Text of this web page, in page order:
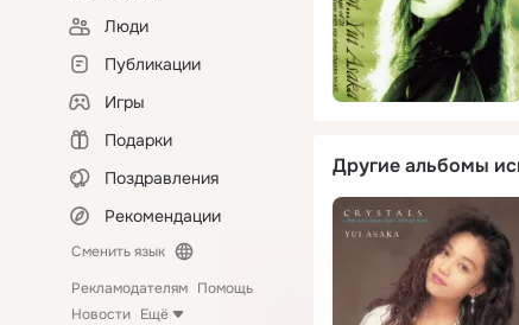
Люди
Публикации
Игры
Подарки
Поздравления
Рекомендации
Сменить язык
Рекламодателям Помощь
Новости Ещё
Другие альбомы